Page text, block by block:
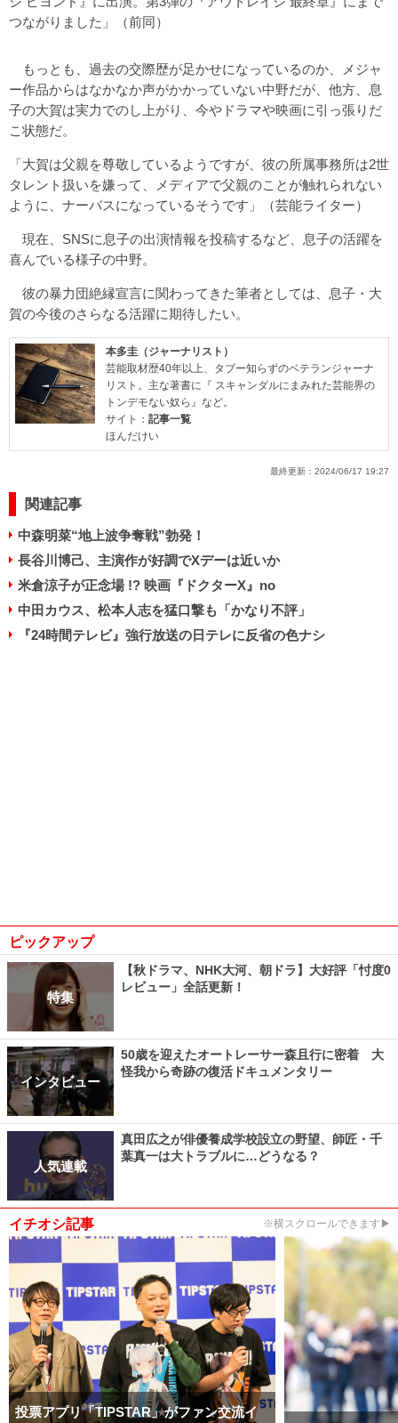
つながりました」（前同）
もっとも、過去の交際歴が足かせになっているのか、メジャ
ー作品からはなかなか声がかかっていない中野だが、他方、息
子の大賀は実力でのし上がり、今やドラマや映画に引っ張りだ
こ状態だ。
「大賀は父親を尊敬しているようですが、彼の所属事務所は2世
タレント扱いを嫌って、メディアで父親のことが触れられない
ように、ナーバスになっているそうです」（芸能ライター）
現在、SNSに息子の出演情報を投稿するなど、息子の活躍を
喜んでいる様子の中野。
彼の暴力団絶縁宣言に関わってきた筆者としては、息子・大
賀の今後のさらなる活躍に期待したい。
本多圭（ジャーナリスト）
芸能取材歴40年以上、タブー知らずのベテランジャーナ
リスト。主な著書に『 スキャンダルにまみれた芸能界の
トンデモない奴ら』など。
サイト： 記事一覧
ほんだけい
最終更新： 2024/06/17 19:27
関連記事
中森明菜“地上波争奪戦”勃発！
長谷川博己、主演作が好調でXデーは近いか
米倉涼子が正念場 !? 映画『ドクターX』no
中田カウス、松本人志を猛口撃も「かなり不評」
『24時間テレビ』強行放送の日テレに反省の色ナシ
ピックアップ
特集
【秋ドラマ、NHK大河、朝ドラ】大好評「忖度0
レビュー」全話更新！
インタビュー
50歳を迎えたオートレーサー森且行に密着 大
怪我から奇跡の復活ドキュメンタリー
人気連載
真田広之が俳優養成学校設立の野望、師匠・千
葉真一は大トラブルに…どうなる？
イチオシ記事 ※横スクロールできます▶
投票アプリ「TIPSTAR」がファン交流イ